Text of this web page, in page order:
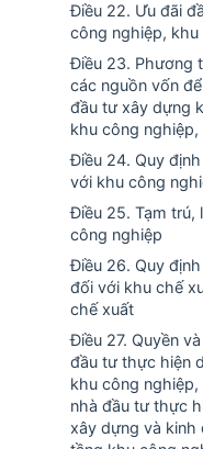
Điều 22. Ưu đãi
công nghiệp, khu
Điều 23. Phương
các nguồn vốn
đầu tư xây dựng
khu công
Điều 24. Quy
với khu công
Điều 25. Tạm trú,
công nghiệp
Điều 26. Quy
đối với khu chế
chế xuất
Điều 27. Quyền
đầu tư thực hiện
khu công
nhà đầu tư thực
xây dựng và kinh